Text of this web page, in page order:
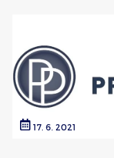
17. 6. 2021